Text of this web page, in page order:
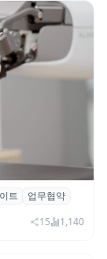
손잡고
트
업무협약
15 1,140